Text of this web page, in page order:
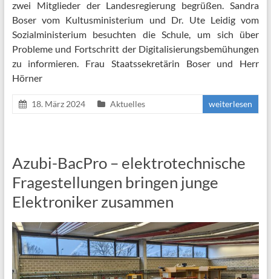
zwei Mitglieder der Landesregierung begrüßen. Sandra
Boser vom Kultusministerium und Dr. Ute Leidig vom
Sozialministerium besuchten die Schule, um sich über
Probleme und Fortschritt der Digitalisierungsbemühungen
zu informieren. Frau Staatssekretärin Boser und Herr
Hörner
18. März 2024 Aktuelles weiterlesen
Azubi-BacPro – elektrotechnische
Fragestellungen bringen junge
Elektroniker zusammen